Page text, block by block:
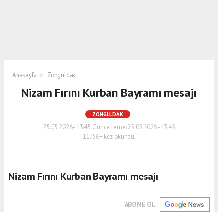
Anasayfa Zonguldak
Nizam Fırını Kurban Bayramı mesajı
ZONGULDAK
25.05.2026 - 13:45, Güncelleme: 25.05.2026 - 13:45
11756+ kez okundu.
Nizam Fırını Kurban Bayramı mesajı
ABONE OL